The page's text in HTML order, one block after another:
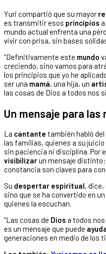
Yuri compartió que su mayor
es transmitir esos principios
mundo actual enfrenta una
vivir con prisa, sin bases
“Definitivamente este mundo
creciendo, sino vamos para
los principios que yo he
ser una mamá, una hija, un
las cosas de Dios a todos nos
Un mensaje para
La cantante también habló del
las familias, quienes a su juicio
sin paciencia ni disciplina. Por
visibilizarun mensaje distinto:
constancia son claves para
Su despertar espiritual, dice,
sino que se ha convertido en
quienes la escuchan.
“Las cosas de Dios a todos
es un mensaje que puede
generaciones en medio de los